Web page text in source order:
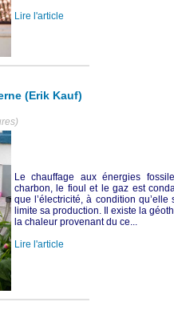
Lire l'article
(Erik Kauf)
Le chauffage aux énergies
charbon, le fioul et le gaz est
que l’électricité, à condition qu’elle
limite sa production. Il existe la
la chaleur provenant du ce...
Lire l'article